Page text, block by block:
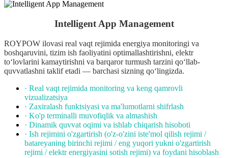
Intelligent App Management
ROYPOW ilovasi real vaqt rejimida energiya monitoringi va
boshqaruvini, tizim ish faoliyatini optimallashtirishni, elektr
to‘lovlarini kamaytirishni va barqaror turmush tarzini qo‘llab-
quvvatlashni taklif etadi — barchasi sizning qo‘lingizda.
· Real vaqt rejimida monitoring va keng qamrovli
vizualizatsiya
· Zaxiralash funktsiyasi va ma'lumotlarni shifrlash
· Ko'p terminalli muvofiqlik va almashish
· Dinamik quvvat oqimi va ishlab chiqarish hisoboti
· Ish rejimini o'zgartirish (o'z-o'zini iste'mol qilish rejimi /
batareyaning birinchi rejimi / eng yuqori yukni o'zgartirish
rejimi / elektr energiyasini sotish rejimi) va foydani hisoblash